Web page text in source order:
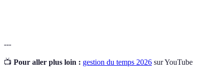
---
📺 Pour aller plus loin : gestion du temps 2026 sur YouTube